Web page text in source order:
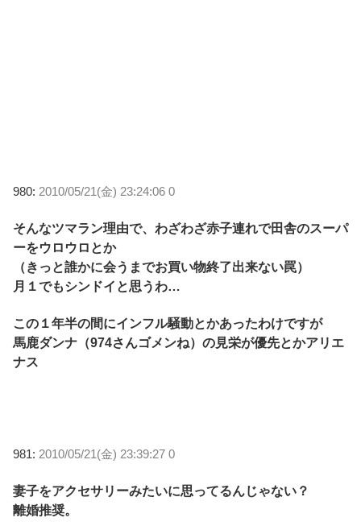
980: 2010/05/21(金) 23:24:06 0
そんなツマラン理由で、わざわざ赤子連れで田舎のスーパ
ーをウロウロとか
（きっと誰かに会うまでお買い物終了出来ない罠）
月１でもシンドイと思うわ…
この１年半の間にインフル騒動とかあったわけですが
馬鹿ダンナ（974さんゴメンね）の見栄が優先とかアリエ
ナス
981: 2010/05/21(金) 23:39:27 0
妻子をアクセサリーみたいに思ってるんじゃない？
離婚推奨。